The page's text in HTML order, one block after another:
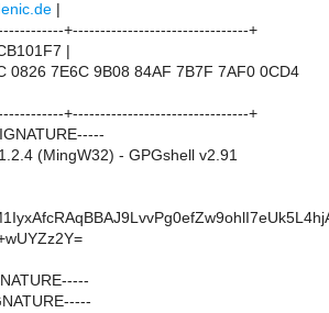
+--------------------------------+
|
0826 7E6C 9B08 84AF 7B7F 7AF0 0CD4
+--------------------------------+
(MingW32) - GPGshell v2.91